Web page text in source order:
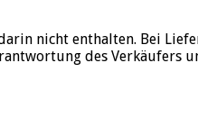
nicht enthalten. Bei
des Verkäufers